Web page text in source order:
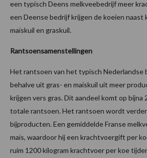
een typisch Deens melkveebedrijf meer
een Deense bedrijf krijgen de koeien naast
maïskuil en graskuil.
Rantsoensamenstellingen
Het rantsoen van het typisch Nederlandse
behalve uit gras- en maiskuil uit meer
krijgen vers gras. Dit aandeel komt op bijna
totale rantsoen. Het rantsoen wordt
bijproducten. Een gemiddelde Franse
maïs, waardoor hij een krachtvoergift per
ruim 1200 kilogram krachtvoer per koe